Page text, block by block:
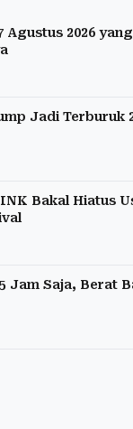
Agustus 2026
Jadi Terburuk
Bakal Hiatus
Jam Saja, Berat